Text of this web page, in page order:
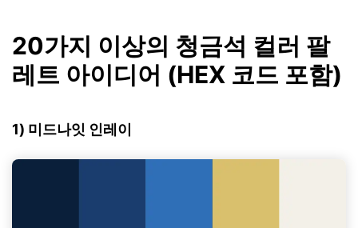
20가지 이상의 청금석 컬러 팔
레트 아이디어 (HEX 코드 포함)
1) 미드나잇 인레이